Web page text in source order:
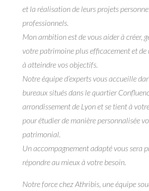
et la réalisation de leurs projets
professionnels.
Mon ambition est de vous aider à créer,
votre patrimoine plus efficacement et de
à atteindre vos objectifs.
Notre équipe d’experts vous accueille
bureaux situés dans le quartier
arrondissement de Lyon et se tient à
pour étudier de manière personnalisée
patrimonial.
Un accompagnement adapté vous sera
répondre au mieux à votre besoin.
Notre force chez Athribis, une équipe